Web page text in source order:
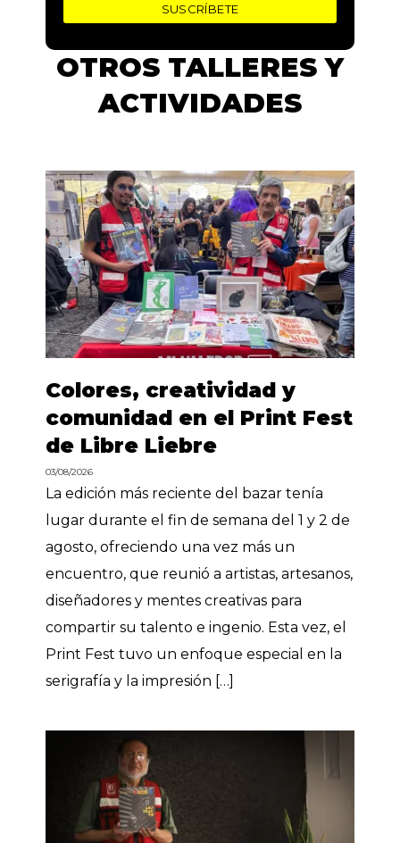
OTROS TALLERES Y
ACTIVIDADES
Colores, creatividad y
comunidad en el Print Fest
de Libre Liebre
03/08/2026
La edición más reciente del bazar tenía
lugar durante el fin de semana del 1 y 2 de
agosto, ofreciendo una vez más un
encuentro, que reunió a artistas, artesanos,
diseñadores y mentes creativas para
compartir su talento e ingenio. Esta vez, el
Print Fest tuvo un enfoque especial en la
serigrafía y la impresión […]